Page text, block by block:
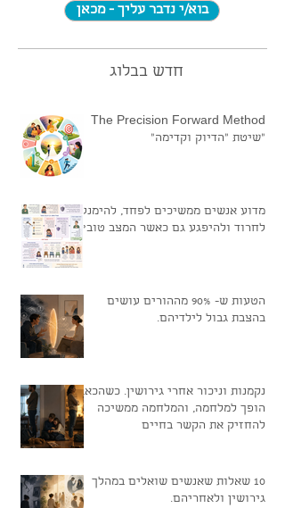
בוא/י נדבר עליך - מכאן
חדש בבלוג
The Precision Forward Method
"שיטת "הדיוק וקדימה"
מדוע אנשים ממשיכים לפחד, להימנע,
לחרוד ולהיפגע גם כאשר המצב טוב?
הטעות ש- 90% מההורים עושים
בהצבת גבול לילדיהם.
נקמנות וניכור אחרי גירושין. כשהכאב
הופך למלחמה, והמלחמה ממשיכה
להחזיק את הקשר בחיים
10 שאלות שאנשים שואלים במהלך
גירושין ולאחריהם.